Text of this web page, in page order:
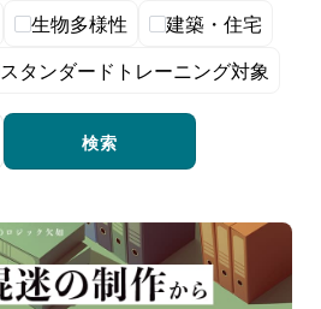
生物多様性
建築・住宅
スタンダードトレーニング対象
検索